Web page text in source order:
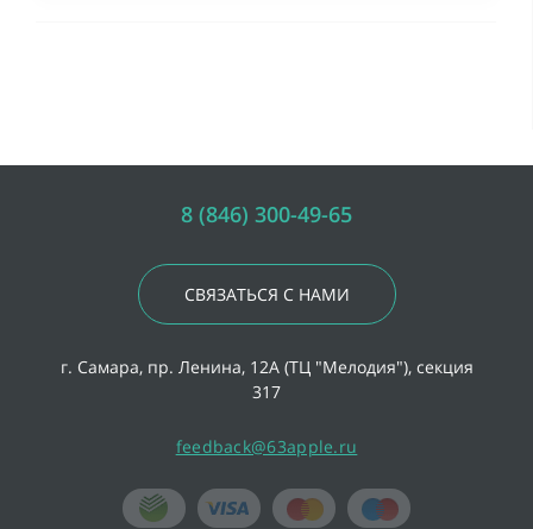
8 (846) 300-49-65
СВЯЗАТЬСЯ С НАМИ
г. Самара, пр. Ленина, 12А (ТЦ "Мелодия"), секция
317
feedback@63apple.ru